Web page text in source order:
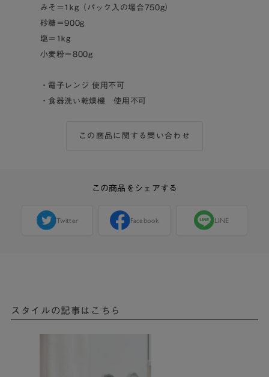
みそ＝1kg（パック入の場合750g）
砂糖＝900g
塩＝1kg
小麦粉＝800g
・電子レンジ 使用不可
・食器洗い乾燥機 使用不可
この商品に関する問い合わせ
この商品をシェアする
Twitter Facebook LINE